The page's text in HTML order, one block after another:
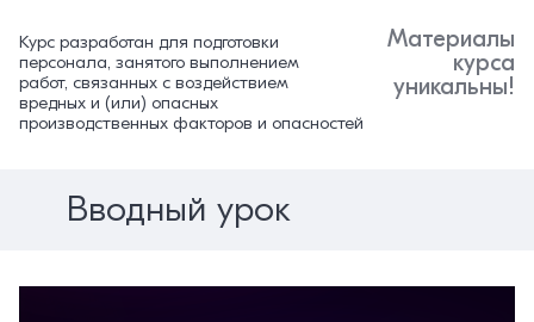
Материалы
курса
уникальны!
Курс разработан для подготовки
персонала, занятого выполнением
работ, связанных с воздействием
вредных и (или) опасных
производственных факторов и опасностей
Вводный урок